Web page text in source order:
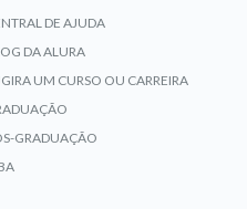
DE AJUDA
DA ALURA
UM CURSO OU CARREIRA
GRADUAÇÃO